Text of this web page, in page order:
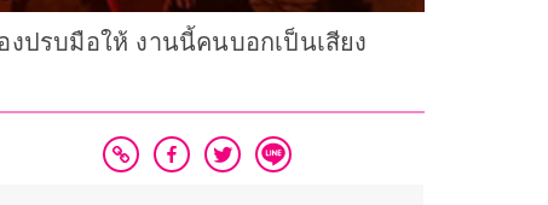
ปรบมือให้ งานนี้คนบอกเป็นเสียง